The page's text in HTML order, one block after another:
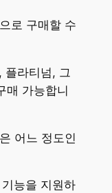
로 구매할 수
플라티넘, 그
매 가능합니
어느 정도인
능을 지원하